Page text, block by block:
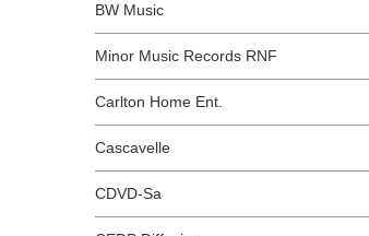
BW Music
Minor Music Records RNF
Carlton Home Ent.
Cascavelle
CDVD-Sa